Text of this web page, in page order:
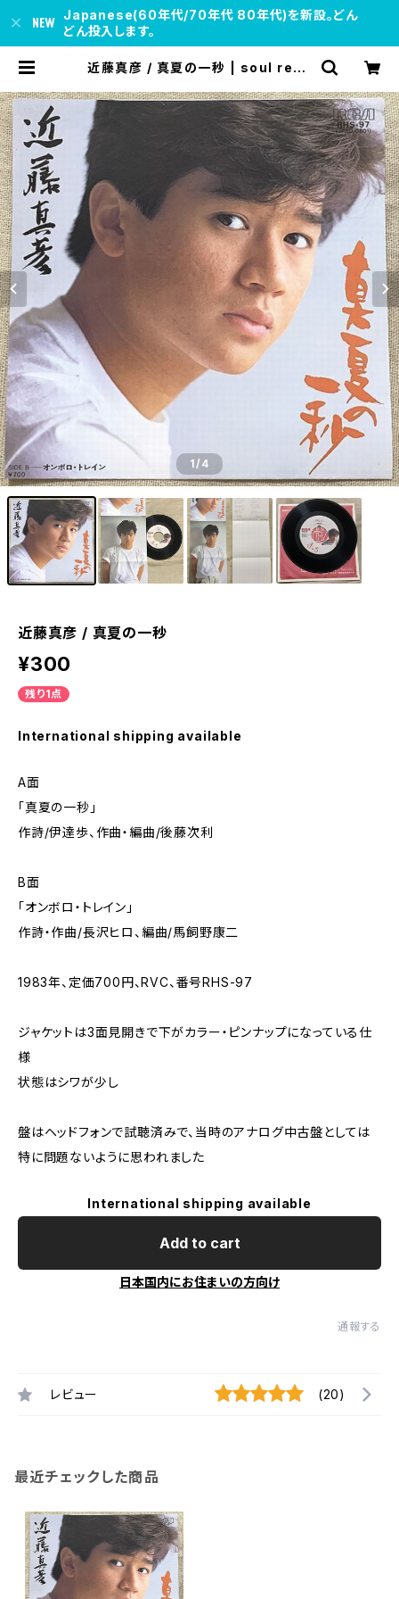
Japanese(60年代/70年代 80年代)を新設。どん
どん投入します。
近藤真彦 / 真夏の一秒 | soul resp
1/4
近藤真彦 / 真夏の一秒
¥300
残り1点
International shipping available
A面
「真夏の一秒」
作詩/伊達歩、作曲・編曲/後藤次利
B面
「オンボロ・トレイン」
作詩・作曲/長沢ヒロ、編曲/馬飼野康二
1983年、定価700円、RVC、番号RHS-97
ジャケットは3面見開きで下がカラー・ピンナップになっている仕
様
状態はシワが少し
盤はヘッドフォンで試聴済みで、当時のアナログ中古盤としては
特に問題ないように思われました
International shipping available
Add to cart
日本国内にお住まいの方向け
通報する
レビュー (20)
最近チェックした商品